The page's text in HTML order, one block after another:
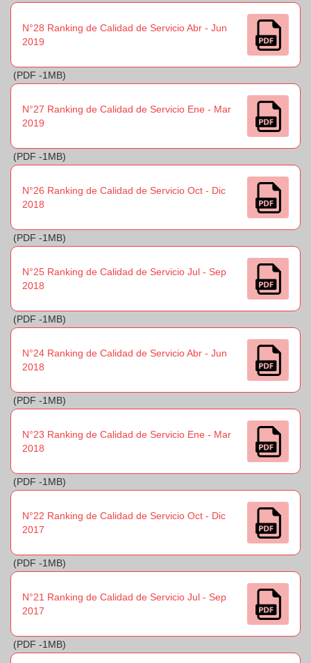
N°28 Ranking de Calidad de Servicio Abr - Jun
2019
(PDF -1MB)
N°27 Ranking de Calidad de Servicio Ene - Mar
2019
(PDF -1MB)
N°26 Ranking de Calidad de Servicio Oct - Dic
2018
(PDF -1MB)
N°25 Ranking de Calidad de Servicio Jul - Sep
2018
(PDF -1MB)
N°24 Ranking de Calidad de Servicio Abr - Jun
2018
(PDF -1MB)
N°23 Ranking de Calidad de Servicio Ene - Mar
2018
(PDF -1MB)
N°22 Ranking de Calidad de Servicio Oct - Dic
2017
(PDF -1MB)
N°21 Ranking de Calidad de Servicio Jul - Sep
2017
(PDF -1MB)